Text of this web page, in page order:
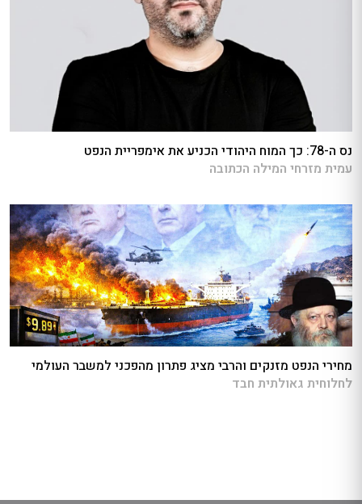
נס ה-78: כך המוח היהודי הכניע את אימפריית הנפט
עמית מזרחי המילה הכתובה
מחירי הנפט מזנקים והרבי מציג פתרון מהפכני למשבר העולמי
לחלוחית גאולתית חבד